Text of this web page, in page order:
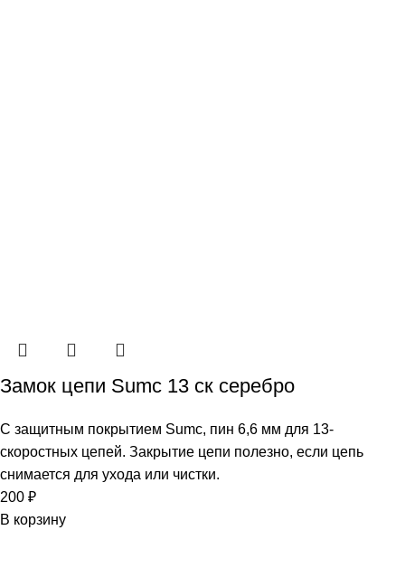
Замок цепи Sumc 13 ск серебро
С защитным покрытием Sumc, пин 6,6 мм для 13-
скоростных цепей. Закрытие цепи полезно, если цепь
снимается для ухода или чистки.
200 ₽
В корзину